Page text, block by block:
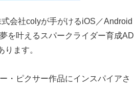
会社colyが手がけるiOS／Android
を叶えるスパークライダー育成AD
ます。
・ピクサー作品にインスパイアさ